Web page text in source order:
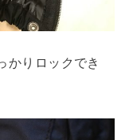
かりロックでき